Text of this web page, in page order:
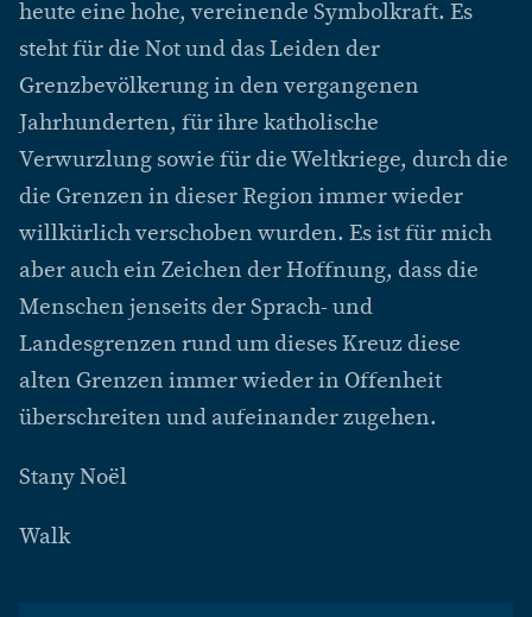
heute eine hohe, vereinende Symbolkraft. Es
steht für die Not und das Leiden der
Grenzbevölkerung in den vergangenen
Jahrhunderten, für ihre katholische
Verwurzlung sowie für die Weltkriege, durch die
die Grenzen in dieser Region immer wieder
willkürlich verschoben wurden. Es ist für mich
aber auch ein Zeichen der Hoffnung, dass die
Menschen jenseits der Sprach- und
Landesgrenzen rund um dieses Kreuz diese
alten Grenzen immer wieder in Offenheit
überschreiten und aufeinander zugehen.
Stany Noël
Walk